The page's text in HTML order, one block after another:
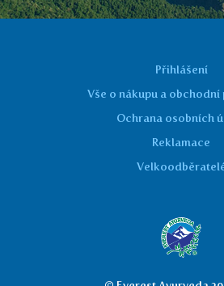
Přihlášení
Vše o nákupu a
Ochrana osobních
Reklamace